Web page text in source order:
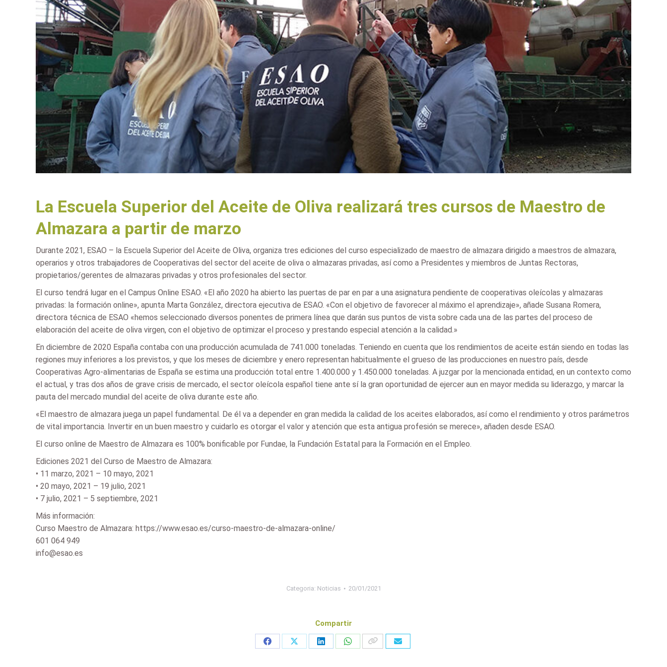
La Escuela Superior del Aceite de Oliva realizará tres cursos de Maestro de
Almazara a partir de marzo
Durante 2021, ESAO – la Escuela Superior del Aceite de Oliva, organiza tres ediciones del curso especializado de maestro de almazara dirigido a maestros de almazara,
operarios y otros trabajadores de Cooperativas del sector del aceite de oliva o almazaras privadas, así como a Presidentes y miembros de Juntas Rectoras,
propietarios/gerentes de almazaras privadas y otros profesionales del sector.
El curso tendrá lugar en el Campus Online ESAO. «El año 2020 ha abierto las puertas de par en par a una asignatura pendiente de cooperativas oleícolas y almazaras
privadas: la formación online», apunta Marta González, directora ejecutiva de ESAO. «Con el objetivo de favorecer al máximo el aprendizaje», añade Susana Romera,
directora técnica de ESAO «hemos seleccionado diversos ponentes de primera línea que darán sus puntos de vista sobre cada una de las partes del proceso de
elaboración del aceite de oliva virgen, con el objetivo de optimizar el proceso y prestando especial atención a la calidad.»
En diciembre de 2020 España contaba con una producción acumulada de 741.000 toneladas. Teniendo en cuenta que los rendimientos de aceite están siendo en todas las
regiones muy inferiores a los previstos, y que los meses de diciembre y enero representan habitualmente el grueso de las producciones en nuestro país, desde
Cooperativas Agro-alimentarias de España se estima una producción total entre 1.400.000 y 1.450.000 toneladas. A juzgar por la mencionada entidad, en un contexto como
el actual, y tras dos años de grave crisis de mercado, el sector oleícola español tiene ante sí la gran oportunidad de ejercer aun en mayor medida su liderazgo, y marcar la
pauta del mercado mundial del aceite de oliva durante este año.
«El maestro de almazara juega un papel fundamental. De él va a depender en gran medida la calidad de los aceites elaborados, así como el rendimiento y otros parámetros
de vital importancia. Invertir en un buen maestro y cuidarlo es otorgar el valor y atención que esta antigua profesión se merece», añaden desde ESAO.
El curso online de Maestro de Almazara es 100% bonificable por Fundae, la Fundación Estatal para la Formación en el Empleo.
Ediciones 2021 del Curso de Maestro de Almazara:
• 11 marzo, 2021 – 10 mayo, 2021
• 20 mayo, 2021 – 19 julio, 2021
• 7 julio, 2021 – 5 septiembre, 2021
Más información:
Curso Maestro de Almazara: https://www.esao.es/curso-maestro-de-almazara-online/
601 064 949
info@esao.es
Categoria: Noticias 20/01/2021
Compartir
Share
Share
Share
Share